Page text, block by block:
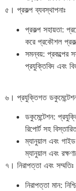
৫। প্রকল্প ব্যবস্থাপনাঃ
প্রকল্প সহায়তা:
করে প্রকৌশল
সমন্বয়: প্রকল্পের
প্রযুক্তিবিদ এবং
৬। প্রযুক্তিগত
ডকুমেন্টেশন:
রিপোর্ট সহ
ম্যানুয়াল এবং
ম্যানুয়াল এবং
৭। নিরাপত্তা এবং সম্মতিঃ
নিরাপত্তা মান: